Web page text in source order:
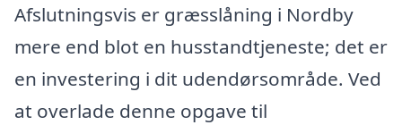
Afslutningsvis er græsslåning i Nordby
mere end blot en husstandtjeneste; det er
en investering i dit udendørsområde. Ved
at overlade denne opgave til